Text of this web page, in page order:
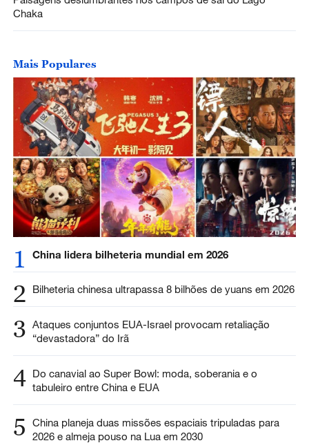
Chaka
Mais Populares
1 China lidera bilheteria mundial em 2026
2 Bilheteria chinesa ultrapassa 8 bilhões de yuans em 2026
3 Ataques conjuntos EUA-Israel provocam retaliação
“devastadora” do Irã
4 Do canavial ao Super Bowl: moda, soberania e o
tabuleiro entre China e EUA
5
China planeja duas missões espaciais tripuladas para
2026 e almeja pouso na Lua em 2030